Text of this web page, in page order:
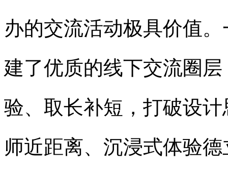
办的交流活动极具价值
建了优质的线下交流圈
验、取长补短，打破设
师近距离、沉浸式体验